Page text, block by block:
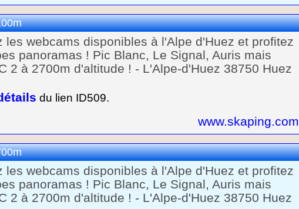
les webcams disponibles à l'Alpe d'Huez et profitez
panoramas ! Pic Blanc, Le Signal, Auris mais
2 à 2700m d'altitude ! - L'Alpe-d'Huez 38750 Huez
du lien ID509.
www.skaping.com
les webcams disponibles à l'Alpe d'Huez et profitez
panoramas ! Pic Blanc, Le Signal, Auris mais
2 à 2700m d'altitude ! - L'Alpe-d'Huez 38750 Huez